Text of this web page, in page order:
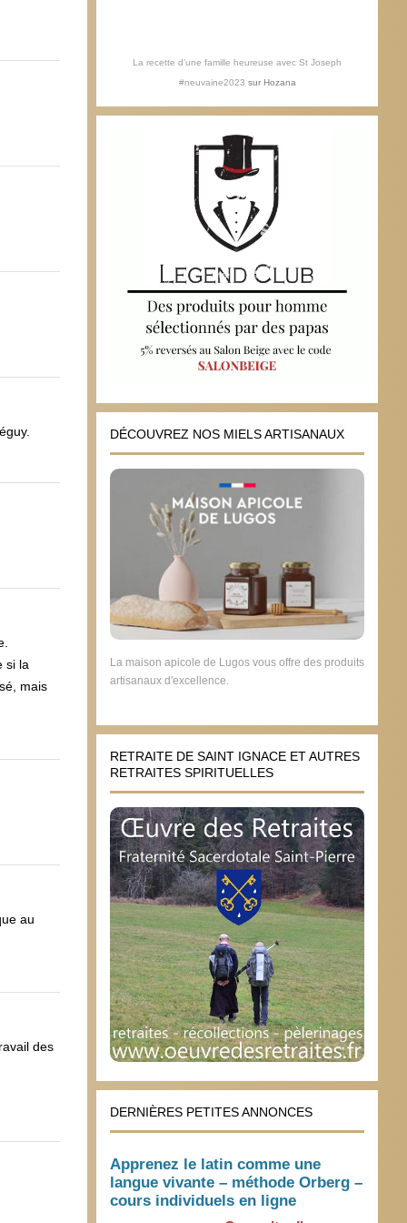
si la
mais
au
des
La recette d'une famille heureuse avec St Joseph
#neuvaine2023 sur Hozana
DÉCOUVREZ NOS MIELS ARTISANAUX
La maison apicole de Lugos vous offre des produits
artisanaux d'excellence.
RETRAITE DE SAINT IGNACE ET AUTRES
RETRAITES SPIRITUELLES
DERNIÈRES PETITES ANNONCES
Apprenez le latin comme une
langue vivante – méthode Orberg –
cours individuels en ligne